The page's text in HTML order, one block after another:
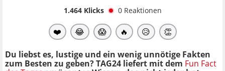
1.464Klicks 0 Reaktionen
❤️ 😂 😱 🔥 😥 👏
Du liebst es, lustige und ein wenig unnötige Fakten
zum Besten zu geben? TAG24 liefert mit dem Fun Fact